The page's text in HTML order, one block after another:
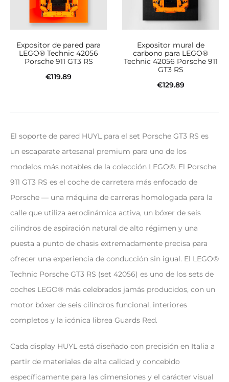
Expositor de pared para
LEGO® Technic 42056
Porsche 911 GT3 RS
€119.89
Expositor mural de
carbono para LEGO®
Technic 42056 Porsche 911
GT3 RS
€129.89
El soporte de pared HUYL para el set Porsche GT3 RS es
un escaparate artesanal premium para uno de los
modelos más notables de la colección LEGO®. El Porsche
911 GT3 RS es el coche de carretera más enfocado de
Porsche — una máquina de carreras homologada para la
calle que utiliza aerodinámica activa, un bóxer de seis
cilindros de aspiración natural de alto régimen y una
puesta a punto de chasis extremadamente precisa para
ofrecer una experiencia de conducción sin igual. El LEGO®
Technic Porsche GT3 RS (set 42056) es uno de los sets de
coches LEGO® más celebrados jamás producidos, con un
motor bóxer de seis cilindros funcional, interiores
completos y la icónica librea Guards Red.
Cada display HUYL está diseñado con precisión en Italia a
partir de materiales de alta calidad y concebido
específicamente para las dimensiones y el carácter visual